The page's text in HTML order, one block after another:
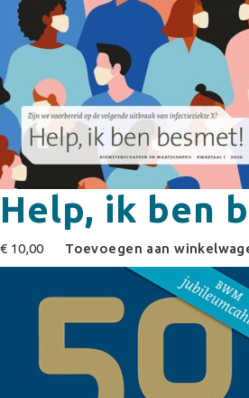
Help, ik ben
€ 10,00 Toevoegen aan